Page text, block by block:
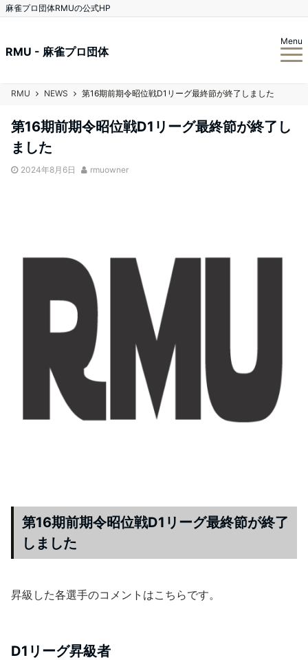
麻雀プロ団体RMUの公式HP
RMU - 麻雀プロ団体
Menu
RMU NEWS 第16期前期令昭位戦D1リーグ最終節が終了しました
第16期前期令昭位戦D1リーグ最終節が終了し
ました
2024年8月6日 rmuowner
第16期前期令昭位戦D1リーグ最終節が終了
しました
昇級した各選手のコメントはこちらです。
D1リーグ昇級者